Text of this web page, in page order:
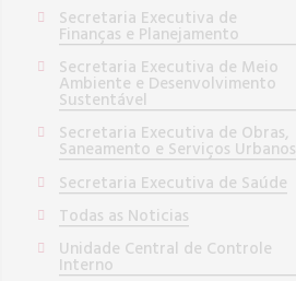
Secretaria Executiva de
Finanças e Planejamento
Secretaria Executiva de Meio
Ambiente e Desenvolvimento
Sustentável
Secretaria Executiva de Obras,
Saneamento e Serviços Urbanos
Secretaria Executiva de Saúde
Todas as Noticias
Unidade Central de Controle
Interno